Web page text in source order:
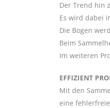
Der Trend hin
Es wird dabei
Die Bogen
Beim
Im weiteren
EFFIZIENT
Mit den
eine